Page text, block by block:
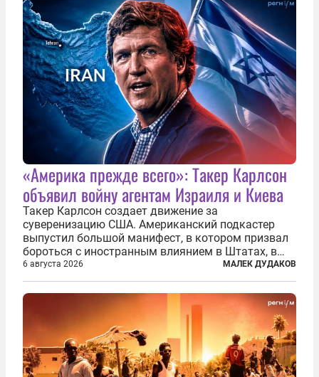
«Америка прежде всего»: Такер Карлсон
объявил войну агентам Израиля и Киева
Такер Карлсон создает движение за
суверенизацию США. Американский подкастер
выпустил большой манифест, в котором призвал
бороться с иностранным влиянием в Штатах, в
первую очередь имея в виду Израиль. А также
прекратить заморские войны, выплатить
репарации Ирану, остановить прием мигрантов...
6 августа 2026 МАЛЕК ДУДАКОВ